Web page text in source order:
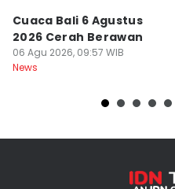
Cuaca Bali 6 Agustus
2026 Cerah Berawan
06 Agu 2026, 09:57 WIB
News